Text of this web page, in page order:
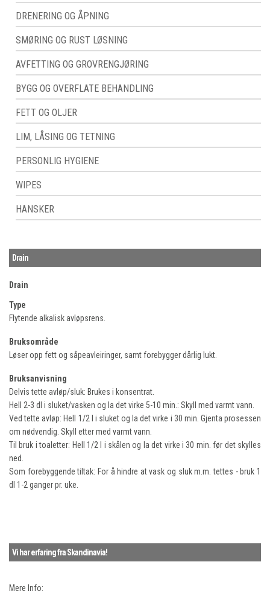
DRENERING OG ÅPNING
SMØRING OG RUST LØSNING
AVFETTING OG GROVRENGJØRING
BYGG OG OVERFLATE BEHANDLING
FETT OG OLJER
LIM, LÅSING OG TETNING
PERSONLIG HYGIENE
WIPES
HANSKER
Drain
Drain
Type
Flytende alkalisk avløpsrens.
Bruksområde
Løser opp fett og såpeavleiringer, samt forebygger dårlig lukt.
Bruksanvisning
Delvis tette avløp/sluk: Brukes i konsentrat.
Hell 2-3 dl i sluket/vasken og la det virke 5-10 min.: Skyll med varmt vann.
Ved tette avløp: Hell 1/2 l i sluket og la det virke i 30 min. Gjenta prosessen
om nødvendig. Skyll etter med varmt vann.
Til bruk i toaletter: Hell 1/2 l i skålen og la det virke i 30 min. før det skylles
ned.
Som forebyggende tiltak: For å hindre at vask og sluk m.m. tettes - bruk 1
dl 1-2 ganger pr. uke.
Vi har erfaring fra Skandinavia!
Mere Info: